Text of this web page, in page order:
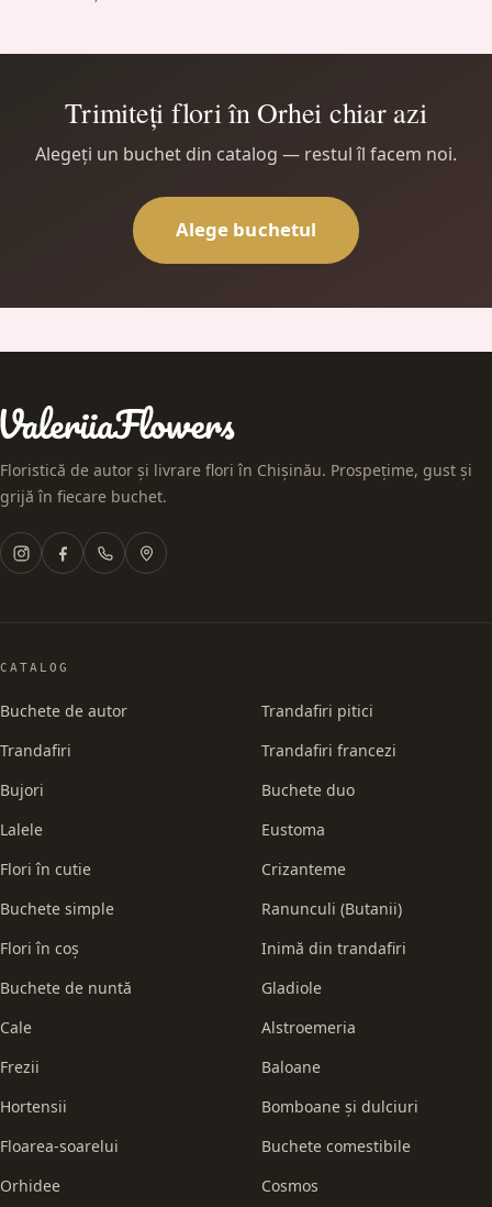
Trimiteți flori în Orhei chiar azi
Alegeți un buchet din catalog — restul îl facem noi.
Alege buchetul
Floristică de autor și livrare flori în Chișinău. Prospețime, gust și
grijă în fiecare buchet.
CATALOG
Buchete de autor
Trandafiri
Bujori
Lalele
Flori în cutie
Buchete simple
Flori în coș
Buchete de nuntă
Cale
Frezii
Hortensii
Floarea-soarelui
Orhidee
Trandafiri pitici
Trandafiri francezi
Buchete duo
Eustoma
Crizanteme
Ranunculi (Butanii)
Inimă din trandafiri
Gladiole
Alstroemeria
Baloane
Bomboane și dulciuri
Buchete comestibile
Cosmos